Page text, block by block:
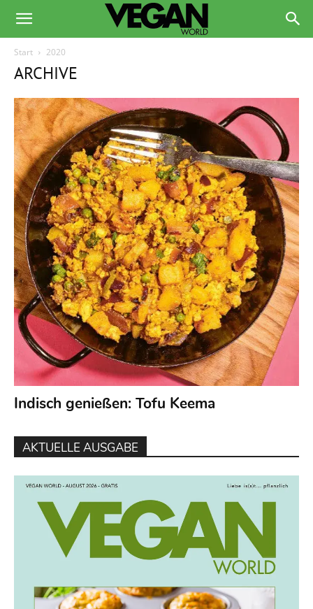
Start 2020
ARCHIVE
Indisch genießen: Tofu Keema
AKTUELLE AUSGABE